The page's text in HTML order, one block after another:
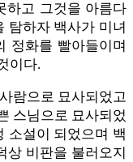
하고 그것을 아름다
탐하자 백사가 미녀
정화를 빨아들이며
이다.
람으로 묘사되었고
스님으로 묘사되었
소설이 되었으며 백
비판을 불러오지